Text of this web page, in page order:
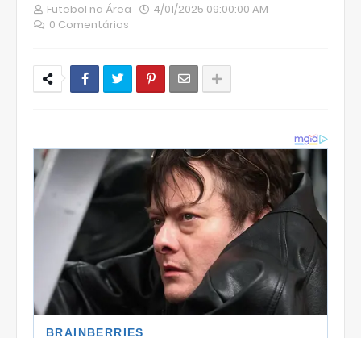
Futebol na Área
4/01/2025 09:00:00 AM
0 Comentários